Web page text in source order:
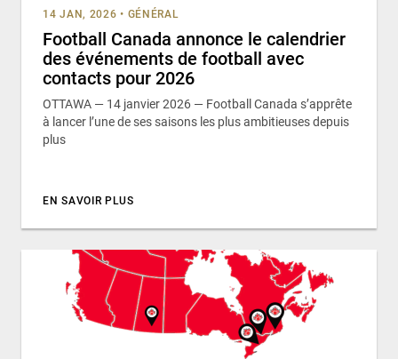
14 JAN, 2026 • GÉNÉRAL
Football Canada annonce le calendrier
des événements de football avec
contacts pour 2026
OTTAWA — 14 janvier 2026 — Football Canada s’apprête
à lancer l’une de ses saisons les plus ambitieuses depuis
plus
EN SAVOIR PLUS